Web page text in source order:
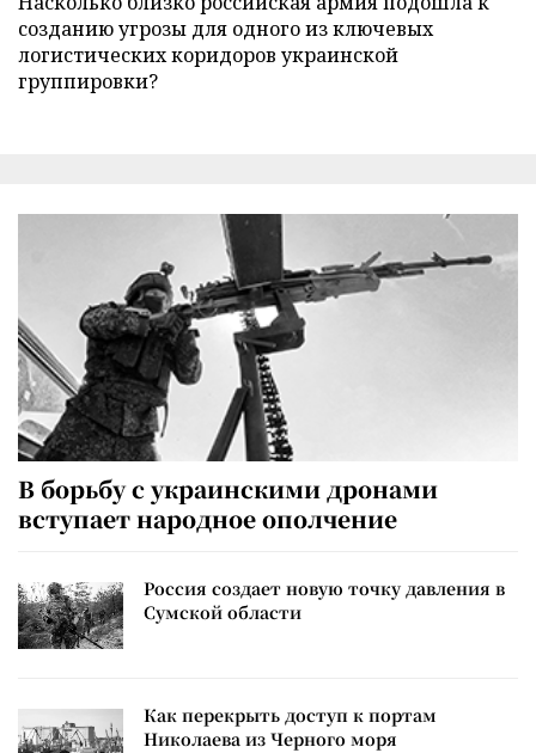
созданию угрозы для одного из ключевых
логистических коридоров украинской
группировки?
В борьбу с украинскими дронами
вступает народное ополчение
Россия создает новую точку давления в
Сумской области
Как перекрыть доступ к портам
Николаева из Черного моря